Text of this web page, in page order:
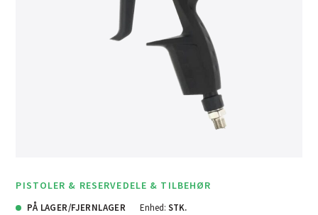
PISTOLER & RESERVEDELE & TILBEHØR
PÅ LAGER/FJERNLAGER Enhed: STK.